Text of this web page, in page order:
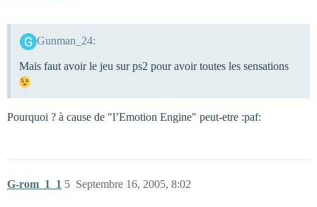
Gunman_24:
Mais faut avoir le jeu sur ps2 pour avoir toutes les sensations
Pourquoi ? à cause de "l’Emotion Engine" peut-etre :paf:
G-rom_1_1 Septembre 16, 2005, 8:02
5